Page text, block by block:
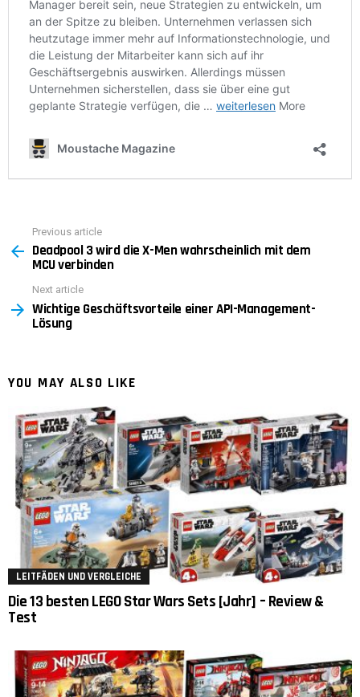
more
Previous article
Deadpool 3 wird die X-Men wahrscheinlich mit dem
MCU verbinden
Next article
Wichtige Geschäftsvorteile einer API-Management-
Lösung
YOU MAY ALSO LIKE
LEITFÄDEN UND VERGLEICHE
Die 13 besten LEGO Star Wars Sets [Jahr] – Review &
Test